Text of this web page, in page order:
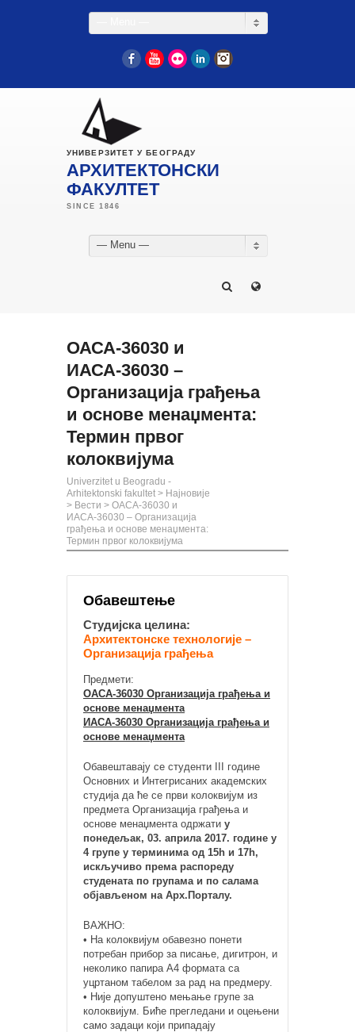
FacebookYouTube
Flickr LinkedIn
УНИВЕРЗИТЕТ У БЕОГРАДУ
АРХИТЕКТОНСКИ
ФАКУЛТЕТ
— Menu —
ОАСА-36030 и
ИАСА-36030 –
Организација грађења
и основе менаџмента:
Термин првог
колоквијума
Univerzitet u Beogradu -
Arhitektonski fakultet > Најновије
> Вести > ОАСА-36030 и
ИАСА-36030 – Организација
грађења и основе менаџмента:
Термин првог колоквијума
Обавештење
Студијска целина:
Архитектонске технологије –
Организација грађења
Предмети:
ОАСА-36030 Организација грађења и
основе менаџмента
ИАСА-36030 Организација грађења и
основе менаџмента
Обавештавају се студенти III године
Основних и Интегрисаних академских
студија да ће се први колоквијум из
предмета Организација грађења и
основе менаџмента одржати у
понедељак, 03. априла 2017. године у
4 групе у терминима од 15h и 17h,
искључиво према распореду
студената по групама и по салама
објављеном на Арх.Порталу.
ВАЖНО:
• На колоквијум обавезно понети
потребан прибор за писање, дигитрон, и
неколико папира А4 формата са
уцртаном табелом за рад на предмеру.
• Није допуштено мењање групе за
колоквијум. Биће прегледани и оцењени
само задаци који припадају